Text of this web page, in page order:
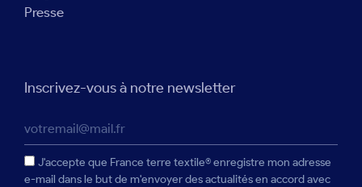
Presse
Inscrivez-vous à notre newsletter
J'accepte que France terre textile® enregistre mon adresse
e-mail dans le but de m'envoyer des actualités en accord avec